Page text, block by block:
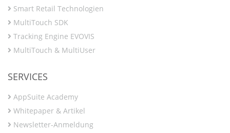
Smart Retail Technologien
MultiTouch SDK
Tracking Engine EVOVIS
MultiTouch & MultiUser
SERVICES
AppSuite Academy
Whitepaper & Artikel
Newsletter-Anmeldung